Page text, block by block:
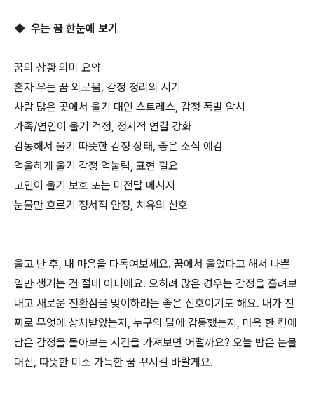
◆ 우는 꿈 한눈에 보기
꿈의 상황 의미 요약
혼자 우는 꿈 외로움, 감정 정리의 시기
사람 많은 곳에서 울기 대인 스트레스, 감정 폭발 암시
가족/연인이 울기 걱정, 정서적 연결 강화
감동해서 울기 따뜻한 감정 상태, 좋은 소식 예감
억울하게 울기 감정 억눌림, 표현 필요
고인이 울기 보호 또는 미전달 메시지
눈물만 흐르기 정서적 안정, 치유의 신호
울고 난 후, 내 마음을 다독여보세요. 꿈에서 울었다고 해서 나쁜
일만 생기는 건 절대 아니에요. 오히려 많은 경우는 감정을 흘려보
내고 새로운 전환점을 맞이하라는 좋은 신호이기도 해요. 내가 진
짜로 무엇에 상처받았는지, 누구의 말에 감동했는지, 마음 한 켠에
남은 감정을 돌아보는 시간을 가져보면 어떨까요? 오늘 밤은 눈물
대신, 따뜻한 미소 가득한 꿈 꾸시길 바랄게요.